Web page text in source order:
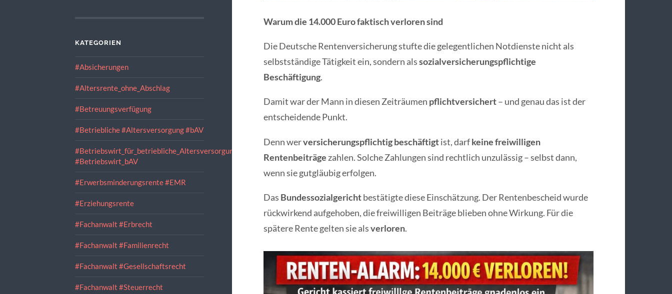
KATEGORIEN
#Absicherungen
#Altersrente_ohne_Abschlag
#Betreuungsverfügung
#Betriebliche #Altersversorgung #bAV
#Betriebswirt_für_betriebliche_Altersversorgung
#Betriebswirt_bAV
#Erwerbsminderungsrente #EMR
#Erziehungsrente
#Fachanwalt #Erbrecht
#Fachanwalt #Familienrecht
#Fachanwalt #Gesellschaftsrecht
#Fachanwalt #Steuerrecht
Warum die 14.000 Euro faktisch verloren sind
Die Deutsche Rentenversicherung stufte die gelegentlichen Notdienste nicht als
selbstständige Tätigkeit ein, sondern alssozialversicherungspflichtige
Beschäftigung.
Damit war der Mann in diesen Zeiträumen pflichtversichert– und genau das ist der
entscheidende Punkt.
Denn werversicherungspflichtig beschäftigtist, darfkeine freiwilligen
Rentenbeiträge zahlen. Solche Zahlungen sind rechtlich unzulässig – selbst dann,
wenn sie gutgläubig erfolgen.
Das Bundessozialgerichtbestätigte diese Einschätzung. Der Rentenbescheid wurde
rückwirkend aufgehoben, die freiwilligen Beiträge blieben ohne Wirkung. Für die
spätere Rente gelten sie alsverloren.